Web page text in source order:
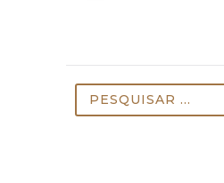
Pesquisar
por: